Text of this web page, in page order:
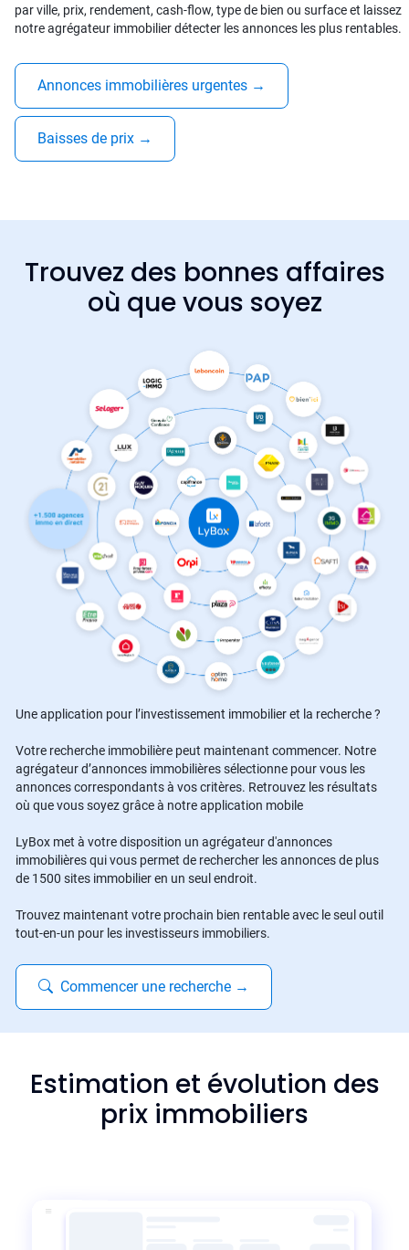
par ville, prix, rendement, cash-flow, type de bien ou surface et laissez
notre agrégateur immobilier détecter les annonces les plus rentables.
Annonces immobilières urgentes →
Baisses de prix →
Trouvez des bonnes affaires
où que vous soyez
Une application pour l’investissement immobilier et la recherche ?
Votre recherche immobilière peut maintenant commencer. Notre
agrégateur d’annonces immobilières sélectionne pour vous les
annonces correspondants à vos critères. Retrouvez les résultats
où que vous soyez grâce à notre application mobile
LyBox met à votre disposition un agrégateur d'annonces
immobilières qui vous permet de rechercher les annonces de plus
de 1500 sites immobilier en un seul endroit.
Trouvez maintenant votre prochain bien rentable avec le seul outil
tout-en-un pour les investisseurs immobiliers.
Commencer une recherche →
Estimation et évolution des
prix immobiliers